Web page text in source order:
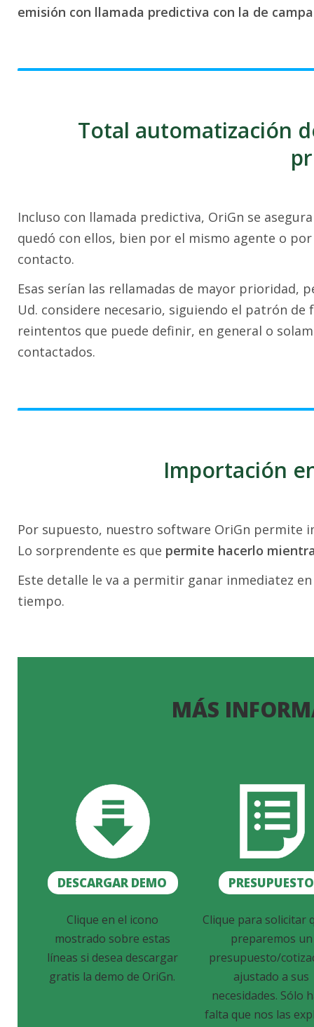
emisión con llamada predictiva con la de
Total automatización
Incluso con llamada predictiva, OriGn se
quedó con ellos, bien por el mismo agente o
contacto.
Esas serían las rellamadas de mayor prioridad,
Ud. considere necesario, siguiendo el patrón
reintentos que puede definir, en general o
contactados.
Importación
Por supuesto, nuestro software OriGn permite
Lo sorprendente es que permite hacerlo
Este detalle le va a permitir ganar inmediatez
tiempo.
MÁS
DESCARGAR DEMO PRESUPUESTO
Clique en el icono
mostrado sobre estas
líneas si desea descargar
gratis la demo de OriGn.
Clique para solicitar
preparemos un
presupuesto/
ajustado a sus
necesidades. Sólo
falta que nos las